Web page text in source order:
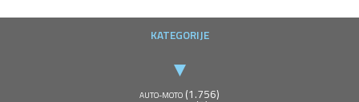
KATEGORIJE
AUTO-MOTO (1.756)